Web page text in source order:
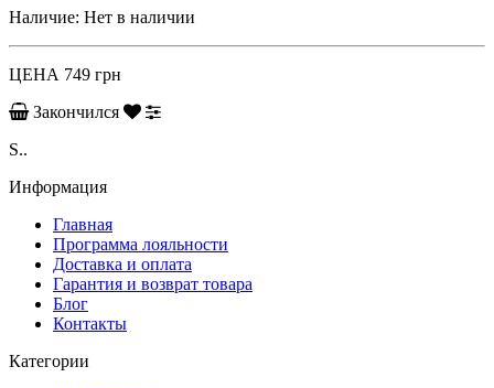
Наличие: Нет в наличии
ЦЕНА 749 грн
Закончился
S..
Информация
Главная
Программа лояльности
Доставка и оплата
Гарантия и возврат товара
Блог
Контакты
Категории